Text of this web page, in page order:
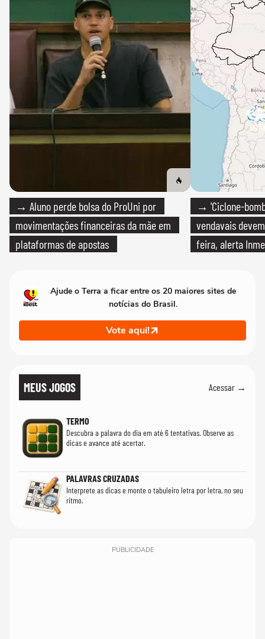
→ Aluno perde bolsa do ProUni por
movimentações financeiras da mãe em
plataformas de apostas
→ 'Ciclone-
vendavais
feira, alerta
Ajude o Terra a ficar entre os 20 maiores sites de
notícias do Brasil.
Vote aqui!
MEUS JOGOS Acessar →
TERMO
Descubra a palavra do dia em até 6 tentativas. Observe as
dicas e avance até acertar.
PALAVRAS CRUZADAS
Interprete as dicas e monte o tabuleiro letra por letra, no seu
ritmo.
PUBLICIDADE